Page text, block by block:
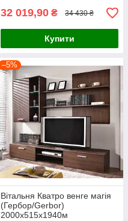
32 019,90 ₴ 34 430 ₴
Купити
–5%
Вітальня Кватро венге магія
(Гербор/Gerbor)
2000х515х1940м